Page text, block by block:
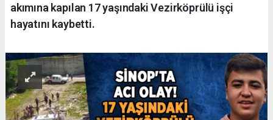
akımına kapılan 17 yaşındaki Vezirköprülü işçi
hayatını kaybetti.